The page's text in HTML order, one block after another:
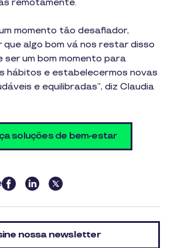
remotamente.
momento tão desafiador,
que algo bom vá nos restar disso
ser um bom momento para
hábitos e estabelecermos novas
e equilibradas”, diz Claudia
soluções de bem-estar
nossa newsletter